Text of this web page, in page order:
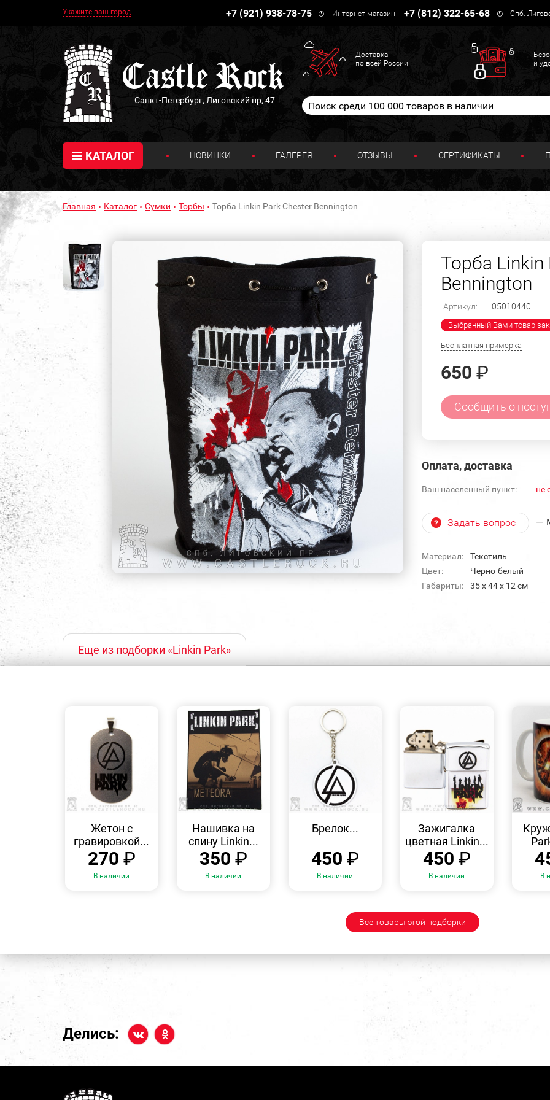
Укажите ваш город +7 (921) 938-78-75 - Интернет-магазин +7 (812) 322-65-68 -Спб.
Санкт-Петербург, Лиговский пр, 47
Доставка
по всей России
и
КАТАЛОГ НОВИНКИ ГАЛЕРЕЯ ОТЗЫВЫ СЕРТИФИКАТЫ
Главная Каталог Сумки Торбы Торба Linkin Park Chester Bennington
Торба Linkin
Bennington
Артикул: 05010440
Выбранный Вами товар
Бесплатная примерка
650 ₽
Сообщить о
Оплата, доставка
Ваш населенный пункт: не
Задать вопрос —
Материал:
Текстиль
Цвет:
Черно-белый
Габариты:
35 x 44 x 12 см
Еще из подборки «Linkin Park»
Жетон с
гравировкой...
270 ₽
В наличии
Нашивка на
спину Linkin...
350 ₽
В наличии
Брелок...
450 ₽
В наличии
Зажигалка
цветная Linkin...
450 ₽
В наличии В
Все товары этой подборки
Делись: